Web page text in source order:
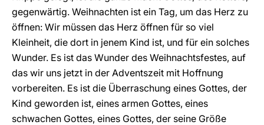
gegenwärtig. Weihnachten ist ein Tag, um das Herz zu
öffnen: Wir müssen das Herz öffnen für so viel
Kleinheit, die dort in jenem Kind ist, und für ein solches
Wunder. Es ist das Wunder des Weihnachtsfestes, auf
das wir uns jetzt in der Adventszeit mit Hoffnung
vorbereiten. Es ist die Überraschung eines Gottes, der
Kind geworden ist, eines armen Gottes, eines
schwachen Gottes, eines Gottes, der seine Größe